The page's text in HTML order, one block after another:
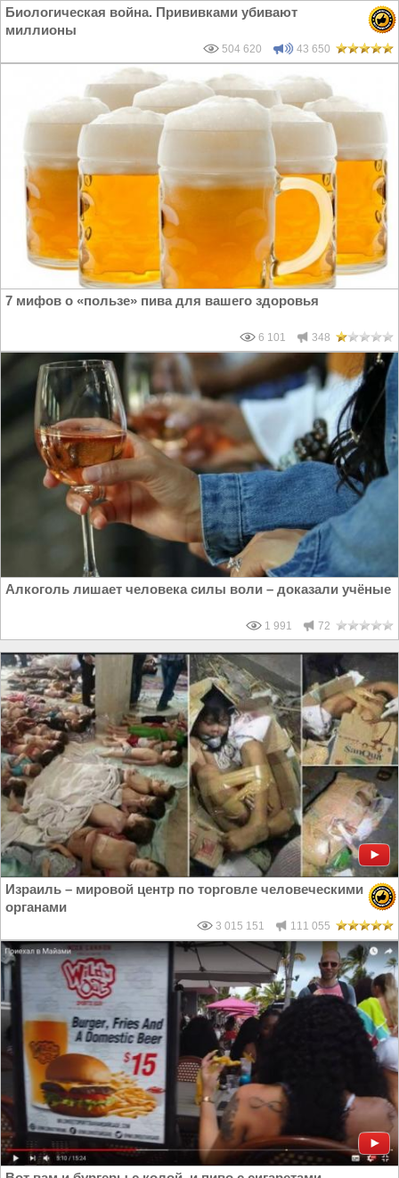
Биологическая война. Прививками убивают
миллионы
504 620 43 650
7 мифов о «пользе» пива для вашего здоровья
6 101 348
Алкоголь лишает человека силы воли – доказали учёные
1 991 72
Израиль – мировой центр по торговле человеческими
органами
3 015 151 111 055